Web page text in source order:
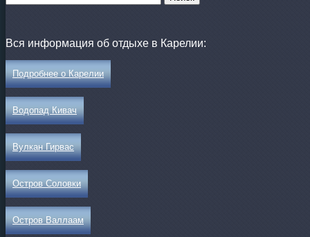
Вся информация об отдыхе в Карелии:
Подробнее о Карелии
Водопад Кивач
Вулкан Гирвас
Остров Соловки
Остров Валлаам